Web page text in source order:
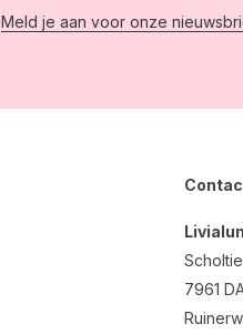
Meld je aan voor onze
7961